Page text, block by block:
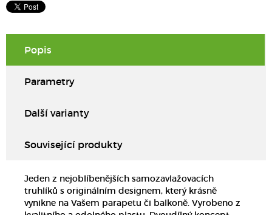
Popis
Parametry
Další varianty
Související produkty
Jeden z nejoblíbenějších samozavlažovacích
truhlíků s originálním designem, který krásně
vynikne na Vašem parapetu či balkoně. Vyrobeno z